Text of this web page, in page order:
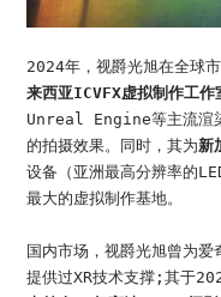
2024年，视爵光旭在全球
来西亚ICVFX虚拟制作工作
Unreal Engine等主流渲
的拍摄效果。同时，其为新
设备（亚洲最高分辨率的
最大的虚拟制作基地。
国内市场，视爵光旭曾为爱
提供过XR技术支撑;其于